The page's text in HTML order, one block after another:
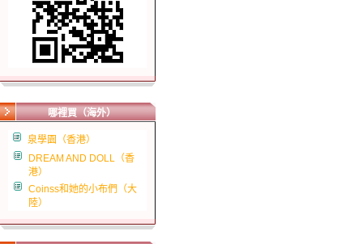
哪裡買（海外）
泉學園（香港）
DREAM AND DOLL（香
港）
Coinss和她的小布們（大
陸）